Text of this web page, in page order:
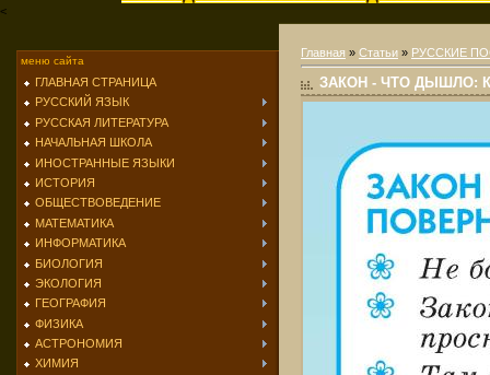
<
меню сайта
ГЛАВНАЯ СТРАНИЦА
РУССКИЙ ЯЗЫК
РУССКАЯ ЛИТЕРАТУРА
НАЧАЛЬНАЯ ШКОЛА
ИНОСТРАННЫЕ ЯЗЫКИ
ИСТОРИЯ
ОБЩЕСТВОВЕДЕНИЕ
МАТЕМАТИКА
ИНФОРМАТИКА
БИОЛОГИЯ
ЭКОЛОГИЯ
ГЕОГРАФИЯ
ФИЗИКА
АСТРОНОМИЯ
ХИМИЯ
Главная » Статьи » РУССКИЕ
ЗАКОН - ЧТО ДЫШЛО: